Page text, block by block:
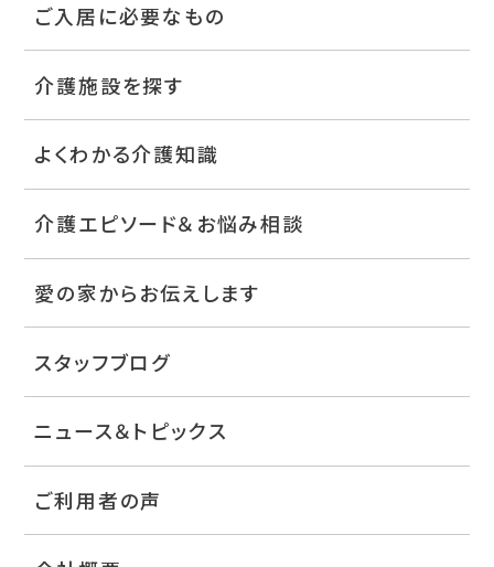
ご入居に必要なもの
介護施設を探す
よくわかる介護知識
介護エピソード＆お悩み相談
愛の家からお伝えします
スタッフブログ
ニュース＆トピックス
ご利用者の声